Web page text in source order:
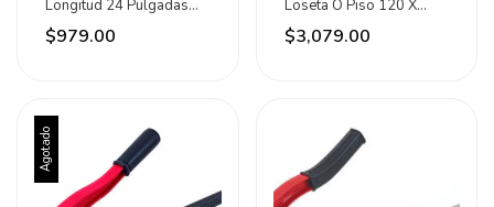
Longitud 24 Pulgadas
Maxtool
$979.00
Loseta O Piso 120 X
20mm Dogo Tuls
$3,079.00
Agotado